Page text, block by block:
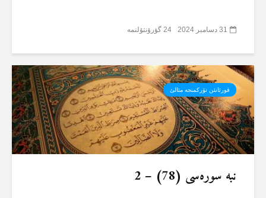
31 دسامبر 2024 24 گؤرۆنتۆلنمە
قورئانئن تۆرکمنجە مئالئ
نبە سورەسی (78) – 2